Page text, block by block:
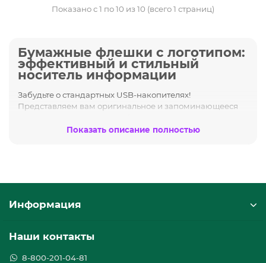
Показано с 1 по 10 из 10 (всего 1 страниц)
Бумажные флешки с логотипом:
эффективный и стильный
носитель информации
Забудьте о стандартных USB-накопителях!
Представляем вам оригинальное и запоминающееся
бренда – бумажные флешки с логотипом. Это не просто
устойчивого развития и заботе об окружающей
Показать описание полностью
Информация
Наши контакты
8-800-201-04-81